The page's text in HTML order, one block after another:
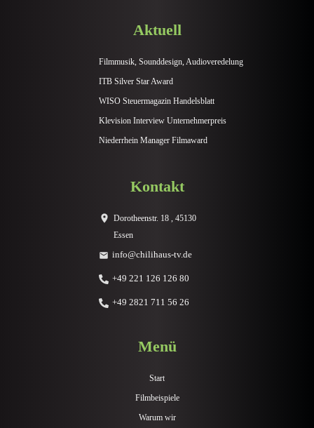
Aktuell
Filmmusik, Sounddesign, Audioveredelung
ITB Silver Star Award
WISO Steuermagazin Handelsblatt
Klevision Interview Unternehmerpreis
Niederrhein Manager Filmaward
Kontakt
Dorotheenstr. 18 , 45130
Essen
info@chilihaus-tv.de
+49 221 126 126 80
+49 2821 711 56 26
Menü
Start
Filmbeispiele
Warum wir